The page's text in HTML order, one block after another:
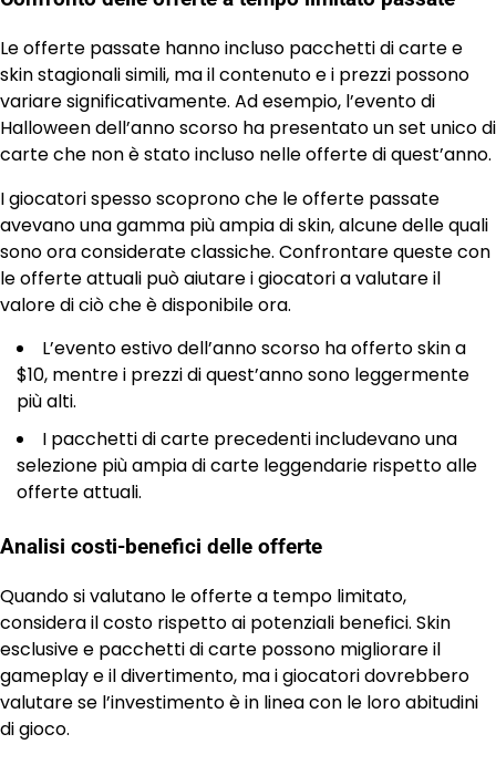
Le offerte passate hanno incluso pacchetti di carte e
skin stagionali simili, ma il contenuto e i prezzi possono
variare significativamente. Ad esempio, l’evento di
Halloween dell’anno scorso ha presentato un set unico di
carte che non è stato incluso nelle offerte di quest’anno.
I giocatori spesso scoprono che le offerte passate
avevano una gamma più ampia di skin, alcune delle quali
sono ora considerate classiche. Confrontare queste con
le offerte attuali può aiutare i giocatori a valutare il
valore di ciò che è disponibile ora.
L’evento estivo dell’anno scorso ha offerto skin a
$10, mentre i prezzi di quest’anno sono leggermente
più alti.
I pacchetti di carte precedenti includevano una
selezione più ampia di carte leggendarie rispetto alle
offerte attuali.
Analisi costi-benefici delle offerte
Quando si valutano le offerte a tempo limitato,
considera il costo rispetto ai potenziali benefici. Skin
esclusive e pacchetti di carte possono migliorare il
gameplay e il divertimento, ma i giocatori dovrebbero
valutare se l’investimento è in linea con le loro abitudini
di gioco.